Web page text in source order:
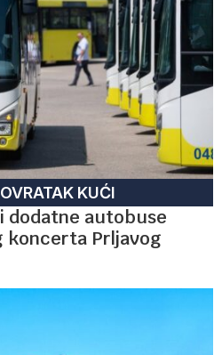
KUĆI
dodatne autobuse
koncerta Prljavog